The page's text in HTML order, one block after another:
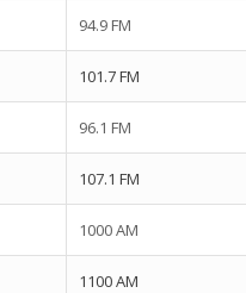
94.9 FM
101.7 FM
96.1 FM
107.1 FM
1000 AM
1100 AM